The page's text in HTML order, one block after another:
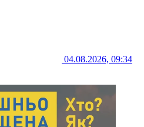
04.08.2026, 09:34